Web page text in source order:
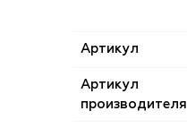
Артикул
Артикул
производителя